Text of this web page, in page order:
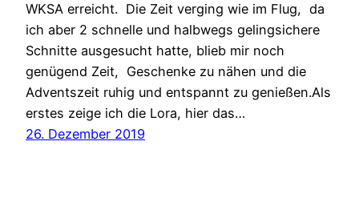
WKSA erreicht. Die Zeit verging wie im Flug, da
ich aber 2 schnelle und halbwegs gelingsichere
Schnitte ausgesucht hatte, blieb mir noch
genügend Zeit, Geschenke zu nähen und die
Adventszeit ruhig und entspannt zu genießen.Als
erstes zeige ich die Lora, hier das…
26. Dezember 2019